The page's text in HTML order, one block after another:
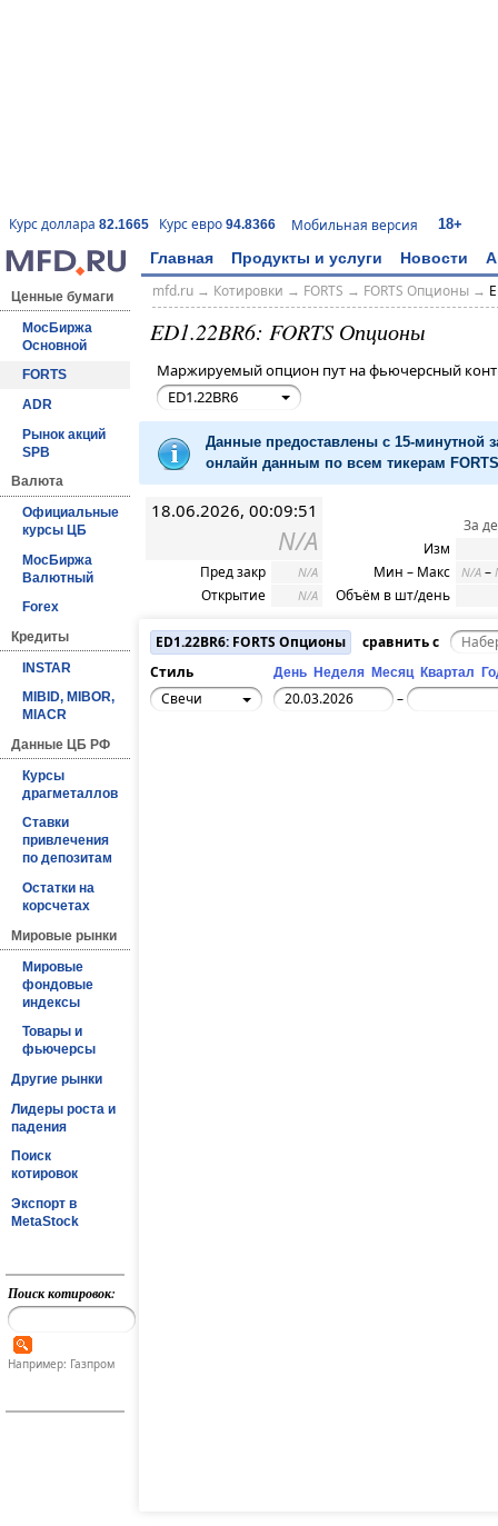
Курс доллара 82.1665 Курс евро 94.8366 Мобильная версия 18+
Главная Продукты и услуги Новости
Ценные бумаги
МосБиржа
Основной
FORTS
ADR
Рынок акций
SPB
Валюта
Официальные
курсы ЦБ
МосБиржа
Валютный
Forex
Кредиты
INSTAR
MIBID, MIBOR,
MIACR
Данные ЦБ РФ
Курсы
драгметаллов
Ставки
привлечения
по депозитам
Остатки на
корсчетах
Мировые рынки
Мировые
фондовые
индексы
Товары и
фьючерсы
Другие рынки
Лидеры роста и
падения
Поиск
котировок
Экспорт в
MetaStock
Поиск котировок:
Например: Газпром
mfd.ru→ Котировки → FORTS → FORTS Опционы→
ED1.22BR6: FORTS Опционы
Маржируемый опцион пут на фьючерсный
ED1.22BR6
Данные предоставлены с 15-минутной
онлайн данным по всем тикерам
18.06.2026, 00:09:51
N/A
Пред закр N/A
Открытие N/A
За
Изм
Мин – Макс
N/A –
Объём в шт/день
ED1.22BR6: FORTS Опционы
сравнить с
Стиль
День Неделя Месяц Квартал
Свечи –